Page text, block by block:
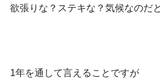
欲張りな？ステキな？気候なのだ
1年を通して言えることですが